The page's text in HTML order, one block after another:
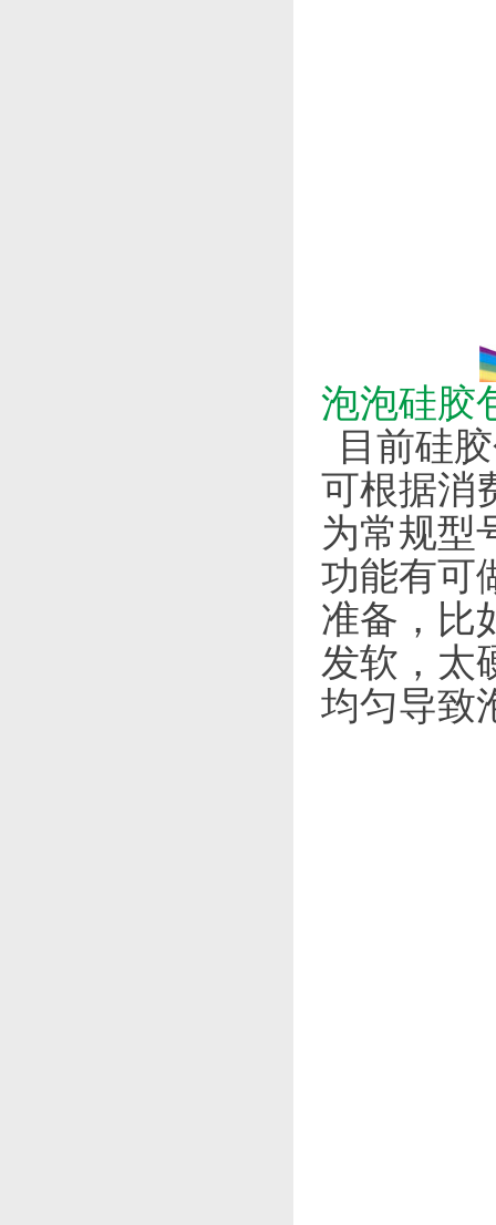
泡泡硅胶
目前硅
可根据消
为常规型
功能有可
准备，比
发软，太
均匀导致